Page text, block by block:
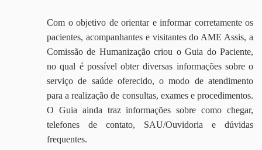
Com o objetivo de orientar e informar corretamente os
pacientes, acompanhantes e visitantes do AME Assis, a
Comissão de Humanização criou o Guia do Paciente,
no qual é possível obter diversas informações sobre o
serviço de saúde oferecido, o modo de atendimento
para a realização de consultas, exames e procedimentos.
O Guia ainda traz informações sobre como chegar,
telefones de contato, SAU/Ouvidoria e dúvidas
frequentes.